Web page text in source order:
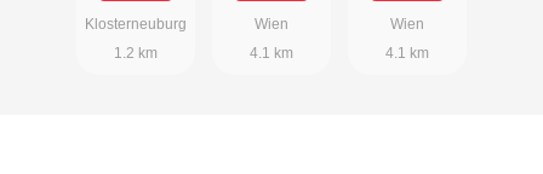
Klosterneuburg
1.2 km
Wien
4.1 km
Wien
4.1 km